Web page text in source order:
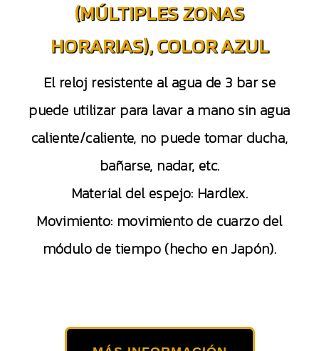
(MÚLTIPLES ZONAS
HORARIAS), COLOR AZUL
El reloj resistente al agua de 3 bar se
puede utilizar para lavar a mano sin agua
caliente/caliente, no puede tomar ducha,
bañarse, nadar, etc.
Material del espejo: Hardlex.
Movimiento: movimiento de cuarzo del
módulo de tiempo (hecho en Japón).